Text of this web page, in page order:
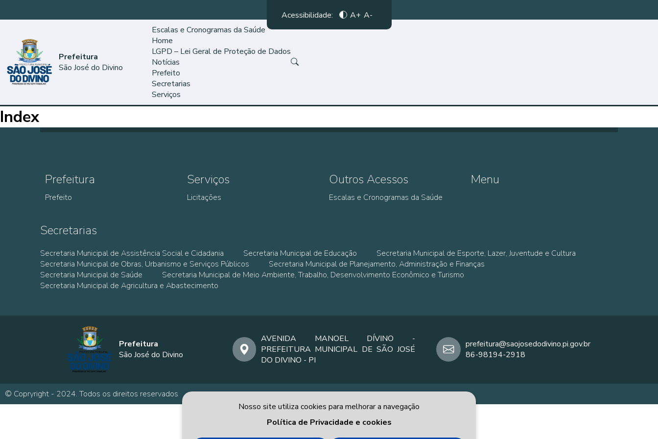
Acessibilidade: A+ A-
Prefeitura
São José do Divino
Escalas e Cronogramas da Saúde
Home
LGPD – Lei Geral de Proteção de Dados
Notícias
Prefeito
Secretarias
Serviços
Index
Prefeitura
Prefeito
Serviços
Licitações
Outros Acessos
Escalas e Cronogramas da Saúde
Menu
Secretarias
Secretaria Municipal de Assistência Social e Cidadania Secretaria Municipal de Educação
Secretaria Municipal de Esporte, Lazer, Juventude e Cultura
Secretaria Municipal de Obras, Urbanismo e Serviços Públicos
Secretaria Municipal de Planejamento, Administração e Finanças
Secretaria Municipal de Saúde
Secretaria Municipal de Meio Ambiente, Trabalho, Desenvolvimento Econômico e Turismo
Secretaria Municipal de Agricultura e Abastecimento
Prefeitura
São José do Divino
AVENIDA MANOEL DÍVINO -
PREFEITURA MUNICIPAL DE SÃO JOSÉ
DO DIVINO - PI
prefeitura@saojosedodivino.pi.gov.br
86-98194-2918
© Copryright - 2024. Todos os direitos reservados
Nosso site utiliza cookies para melhorar a navegação
Política de Privacidade e cookies